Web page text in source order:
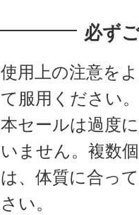
必ず
使用上の注意を
て服用ください。
本セールは過度
いません。複数
は、体質に合っ
さい。